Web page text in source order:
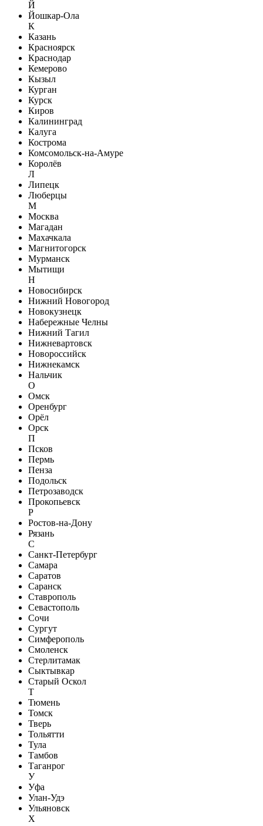
Й
Йошкар-Ола
К
Казань
Красноярск
Краснодар
Кемерово
Кызыл
Курган
Курск
Киров
Калининград
Калуга
Кострома
Комсомольск-на-Амуре
Королёв
Л
Липецк
Люберцы
М
Москва
Магадан
Махачкала
Магнитогорск
Мурманск
Мытищи
Н
Новосибирск
Нижний Новогород
Новокузнецк
Набережные Челны
Нижний Тагил
Нижневартовск
Новороссийск
Нижнекамск
Нальчик
О
Омск
Оренбург
Орёл
Орск
П
Псков
Пермь
Пенза
Подольск
Петрозаводск
Прокопьевск
Р
Ростов-на-Дону
Рязань
С
Санкт-Петербург
Самара
Саратов
Саранск
Ставрополь
Севастополь
Сочи
Сургут
Симферополь
Смоленск
Стерлитамак
Сыктывкар
Старый Оскол
Т
Тюмень
Томск
Тверь
Тольятти
Тула
Тамбов
Таганрог
У
Уфа
Улан-Удэ
Ульяновск
Х